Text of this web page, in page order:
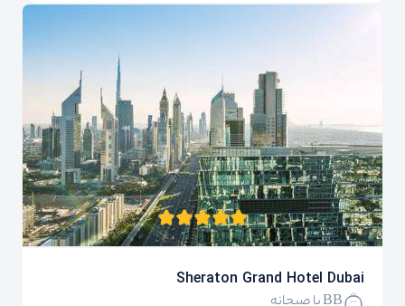
Sheraton Grand Hotel Dubai